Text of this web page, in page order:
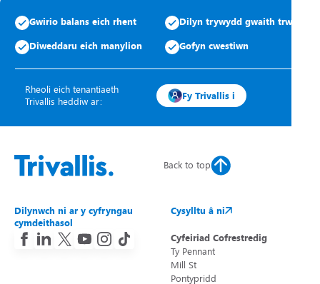
Gwirio balans eich rhent Dilyn trywydd gwaith trwsio
Diweddaru eich manylion Gofyn cwestiwn
Rheoli eich tenantiaeth
Trivallis heddiw ar:
Fy Trivallis i
Back to top
Dilynwch ni ar y cyfryngau
cymdeithasol
Cysylltu â ni
Cyfeiriad Cofrestredig
Ty Pennant
Mill St
Pontypridd